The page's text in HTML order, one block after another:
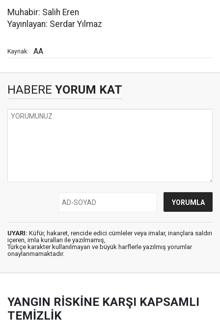
Muhabir: Salih Eren
Yayınlayan: Serdar Yılmaz
Kaynak: AA
HABERE YORUM KAT
UYARI: Küfür, hakaret, rencide edici cümleler veya imalar, inançlara saldırı
içeren, imla kuralları ile yazılmamış,
Türkçe karakter kullanılmayan ve büyük harflerle yazılmış yorumlar
onaylanmamaktadır.
YANGIN RİSKİNE KARŞI KAPSAMLI
TEMİZLİK